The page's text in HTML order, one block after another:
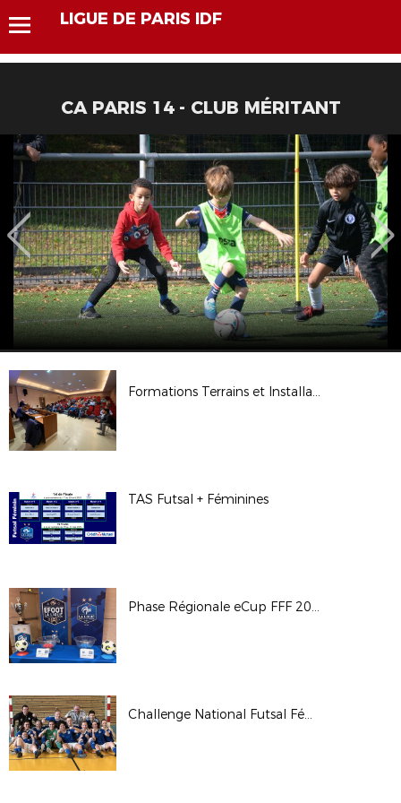
LIGUE DE PARIS IDF
CA PARIS 14 - CLUB MÉRITANT
Formations Terrains et Installations Sportives
TAS Futsal + Féminines
Phase Régionale eCup FFF 2023
Challenge National Futsal Féminin